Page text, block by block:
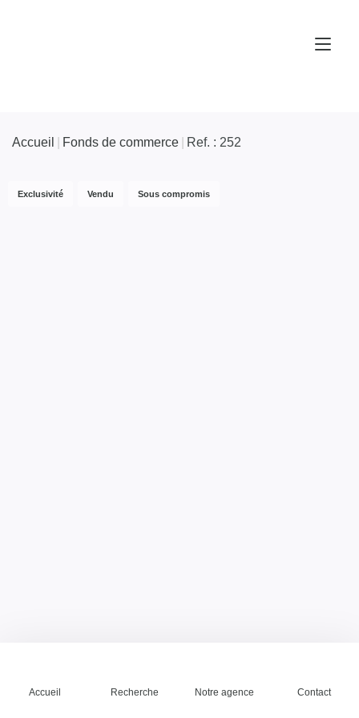
Accueil Recherche Notre agence Contact
Accueil Fonds de commerce Ref. : 252
Exclusivité Vendu Sous compromis